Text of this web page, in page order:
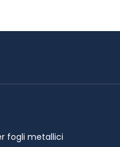
fogli metallici